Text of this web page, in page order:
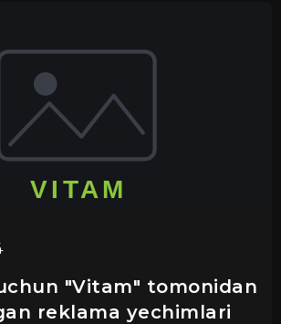
"Vitam" tomonidan
reklama yechimlari